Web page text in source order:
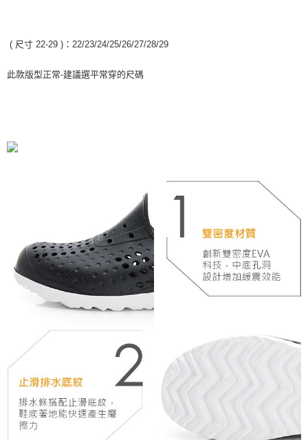
( 尺寸 22-29 )：22/23/24/25/26/27/28/29
此款版型正常-建議選平常穿的尺碼